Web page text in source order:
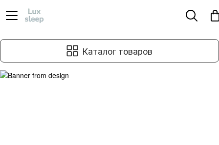
Каталог товаров